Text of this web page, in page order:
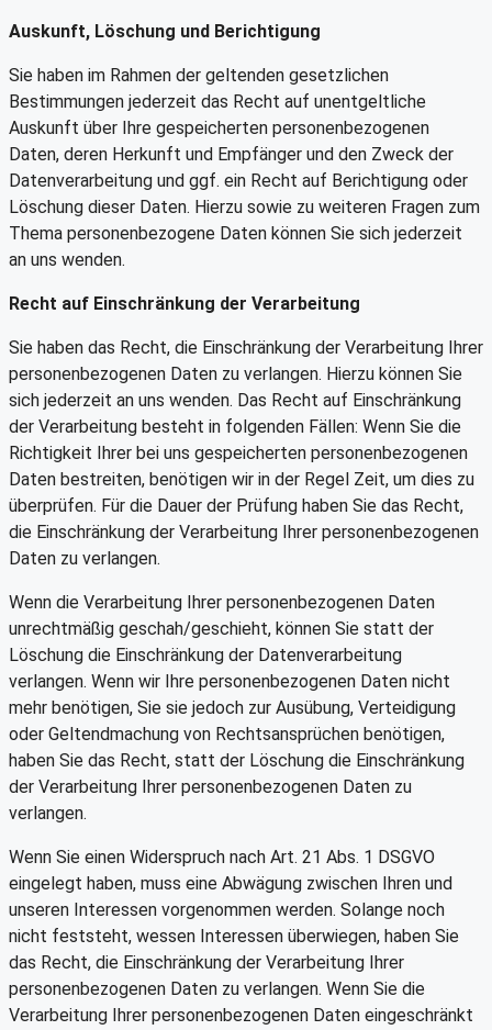
Auskunft, Löschung und Berichtigung
Sie haben im Rahmen der geltenden gesetzlichen
Bestimmungen jederzeit das Recht auf unentgeltliche
Auskunft über Ihre gespeicherten personenbezogenen
Daten, deren Herkunft und Empfänger und den Zweck der
Datenverarbeitung und ggf. ein Recht auf Berichtigung oder
Löschung dieser Daten. Hierzu sowie zu weiteren Fragen zum
Thema personenbezogene Daten können Sie sich jederzeit
an uns wenden.
Recht auf Einschränkung der Verarbeitung
Sie haben das Recht, die Einschränkung der Verarbeitung Ihrer
personenbezogenen Daten zu verlangen. Hierzu können Sie
sich jederzeit an uns wenden. Das Recht auf Einschränkung
der Verarbeitung besteht in folgenden Fällen: Wenn Sie die
Richtigkeit Ihrer bei uns gespeicherten personenbezogenen
Daten bestreiten, benötigen wir in der Regel Zeit, um dies zu
überprüfen. Für die Dauer der Prüfung haben Sie das Recht,
die Einschränkung der Verarbeitung Ihrer personenbezogenen
Daten zu verlangen.
Wenn die Verarbeitung Ihrer personenbezogenen Daten
unrechtmäßig geschah/geschieht, können Sie statt der
Löschung die Einschränkung der Datenverarbeitung
verlangen. Wenn wir Ihre personenbezogenen Daten nicht
mehr benötigen, Sie sie jedoch zur Ausübung, Verteidigung
oder Geltendmachung von Rechtsansprüchen benötigen,
haben Sie das Recht, statt der Löschung die Einschränkung
der Verarbeitung Ihrer personenbezogenen Daten zu
verlangen.
Wenn Sie einen Widerspruch nach Art. 21 Abs. 1 DSGVO
eingelegt haben, muss eine Abwägung zwischen Ihren und
unseren Interessen vorgenommen werden. Solange noch
nicht feststeht, wessen Interessen überwiegen, haben Sie
das Recht, die Einschränkung der Verarbeitung Ihrer
personenbezogenen Daten zu verlangen. Wenn Sie die
Verarbeitung Ihrer personenbezogenen Daten eingeschränkt